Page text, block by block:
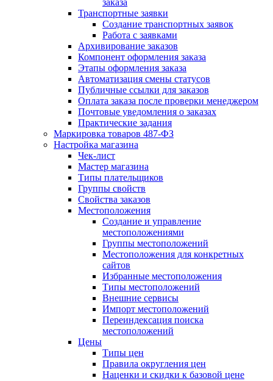
заказа
Транспортные заявки
Создание транспортных заявок
Работа с заявками
Архивирование заказов
Компонент оформления заказа
Этапы оформления заказа
Автоматизация смены статусов
Публичные ссылки для заказов
Оплата заказа после проверки менеджером
Почтовые уведомления о заказах
Практические задания
Маркировка товаров 487-ФЗ
Настройка магазина
Чек-лист
Мастер магазина
Типы плательщиков
Группы свойств
Свойства заказов
Местоположения
Создание и управление
местоположениями
Группы местоположений
Местоположения для конкретных
сайтов
Избранные местоположения
Типы местоположений
Внешние сервисы
Импорт местоположений
Переиндексация поиска
местоположений
Цены
Типы цен
Правила округления цен
Наценки и скидки к базовой цене